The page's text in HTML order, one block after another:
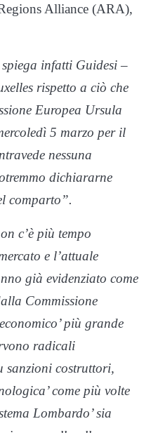
Alliance (ARA),
infatti Guidesi –
rispetto a ciò che
Europea Ursula
5 marzo per il
nessuna
dichiararne
comparto”.
c’è più tempo
e l’attuale
già evidenziato come
Commissione
più grande
radicali
sanzioni costruttori,
come più volte
Lombardo’ sia